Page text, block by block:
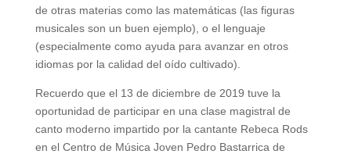
de otras materias como las matemáticas (las figuras
musicales son un buen ejemplo), o el lenguaje
(especialmente como ayuda para avanzar en otros
idiomas por la calidad del oído cultivado).
Recuerdo que el 13 de diciembre de 2019 tuve la
oportunidad de participar en una clase magistral de
canto moderno impartido por la cantante Rebeca Rods
en el Centro de Música Joven Pedro Bastarrica de